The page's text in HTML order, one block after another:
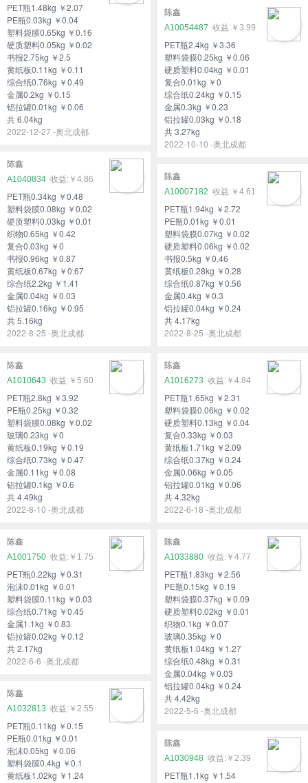
PET瓶1.48kg ￥2.07
PE瓶0.03kg ￥0.04
塑料袋膜0.65kg ￥0.16
硬质塑料0.05kg ￥0.02
书报2.75kg ￥2.5
黄纸板0.11kg ￥0.11
综合纸0.76kg ￥0.49
金属0.2kg ￥0.15
铝拉罐0.01kg ￥0.06
共 6.04kg
2022-12-27 -奥北成都
陈鑫
A10054487
￥3.99
PET瓶2.4kg ￥3.36
塑料袋膜0.25kg ￥0.06
硬质塑料0.04kg ￥0.01
复合0.01kg ￥0
综合纸0.24kg ￥0.15
金属0.3kg ￥0.23
铝拉罐0.03kg ￥0.18
共 3.27kg
2022-10-10 -奥北成都
陈鑫
A1040834
￥4.86
PET瓶0.34kg ￥0.48
塑料袋膜0.08kg ￥0.02
硬质塑料0.03kg ￥0.01
织物0.65kg ￥0.42
复合0.03kg ￥0
书报0.96kg ￥0.87
黄纸板0.67kg ￥0.67
综合纸2.2kg ￥1.41
金属0.04kg ￥0.03
铝拉罐0.16kg ￥0.95
共 5.16kg
2022-8-25 -奥北成都
陈鑫
A10007182
￥4.61
PET瓶1.94kg ￥2.72
PE瓶0.01kg ￥0.01
塑料袋膜0.07kg ￥0.02
硬质塑料0.06kg ￥0.02
书报0.5kg ￥0.46
黄纸板0.28kg ￥0.28
综合纸0.87kg ￥0.56
金属0.4kg ￥0.3
铝拉罐0.04kg ￥0.24
共 4.17kg
2022-8-25 -奥北成都
陈鑫
A1010643
￥5.60
PET瓶2.8kg ￥3.92
PE瓶0.25kg ￥0.32
塑料袋膜0.08kg ￥0.02
玻璃0.23kg ￥0
黄纸板0.19kg ￥0.19
综合纸0.73kg ￥0.47
金属0.11kg ￥0.08
铝拉罐0.1kg ￥0.6
共 4.49kg
2022-8-10 -奥北成都
陈鑫
A1016273
￥4.84
PET瓶1.65kg ￥2.31
塑料袋膜0.06kg ￥0.02
硬质塑料0.13kg ￥0.04
复合0.33kg ￥0.03
黄纸板1.71kg ￥2.09
综合纸0.37kg ￥0.24
金属0.06kg ￥0.05
铝拉罐0.01kg ￥0.06
共 4.32kg
2022-6-18 -奥北成都
陈鑫
A1001750
￥1.75
PET瓶0.22kg ￥0.31
泡沫0.01kg ￥0.01
塑料袋膜0.11kg ￥0.03
综合纸0.71kg ￥0.45
金属1.1kg ￥0.83
铝拉罐0.02kg ￥0.12
共 2.17kg
2022-6-6 -奥北成都
陈鑫
A1033880
￥4.77
PET瓶1.83kg ￥2.56
PE瓶0.15kg ￥0.19
塑料袋膜0.37kg ￥0.09
硬质塑料0.02kg ￥0.01
织物0.1kg ￥0.07
玻璃0.35kg ￥0
黄纸板1.04kg ￥1.27
综合纸0.48kg ￥0.31
金属0.04kg ￥0.03
铝拉罐0.04kg ￥0.24
共 4.42kg
2022-5-6 -奥北成都
陈鑫
A1032813
￥2.55
PET瓶0.11kg ￥0.15
PE瓶0.01kg ￥0.01
泡沫0.05kg ￥0.06
塑料袋膜0.4kg ￥0.1
黄纸板1.02kg ￥1.24
陈鑫
A1030948
￥2.39
PET瓶1.1kg ￥1.54